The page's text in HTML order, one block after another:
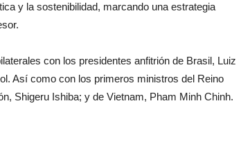
y la sostenibilidad, marcando una estrategia
con los presidentes anfitrión de Brasil, Luiz
Así como con los primeros ministros del Reino
Shigeru Ishiba; y de Vietnam, Pham Minh Chinh.